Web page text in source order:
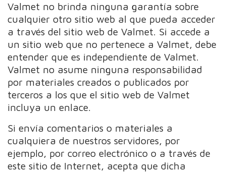
Valmet no brinda ninguna garantía sobre
cualquier otro sitio web al que pueda acceder
a través del sitio web de Valmet. Si accede a
un sitio web que no pertenece a Valmet, debe
entender que es independiente de Valmet.
Valmet no asume ninguna responsabilidad
por materiales creados o publicados por
terceros a los que el sitio web de Valmet
incluya un enlace.
Si envía comentarios o materiales a
cualquiera de nuestros servidores, por
ejemplo, por correo electrónico o a través de
este sitio de Internet, acepta que dicha